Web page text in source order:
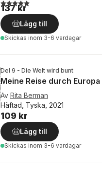
137 kr
Lägg till
Skickas inom 3-6 vardagar
Del 9 - Die Welt wird bunt
Meine Reise durch Europa
Av Rita Berman
Häftad, Tyska, 2021
109 kr
Lägg till
Skickas inom 3-6 vardagar